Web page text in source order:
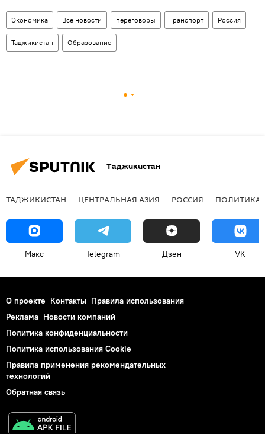
Экономика Все новости переговоры Транспорт Россия
Таджикистан Образование
Таджикистан
ТАДЖИКИСТАН ЦЕНТРАЛЬНАЯ АЗИЯ РОССИЯ ПОЛИТИКА
Макс Telegram Дзен VK
О проекте Контакты Правила использования
Реклама Новости компаний
Политика конфиденциальности
Политика использования Cookie
Правила применения рекомендательных
технологий
Обратная связь